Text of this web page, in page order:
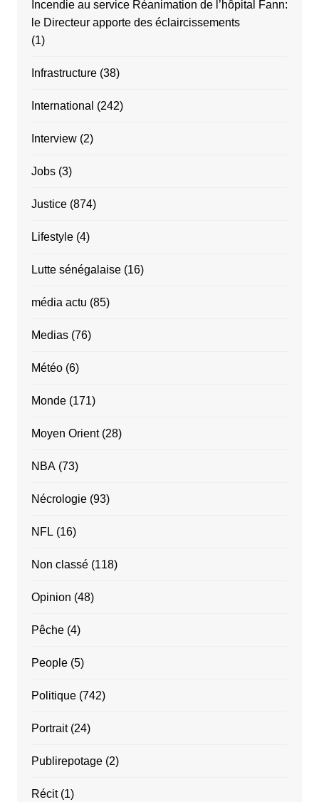
Incendie au service Réanimation de l’hôpital Fann:
le Directeur apporte des éclaircissements
(1)
Infrastructure(38)
International (242)
Interview(2)
Jobs(3)
Justice(874)
Lifestyle(4)
Lutte sénégalaise(16)
média actu (85)
Medias(76)
Météo(6)
Monde(171)
Moyen Orient(28)
NBA(73)
Nécrologie(93)
NFL (16)
Non classé(118)
Opinion (48)
Pêche(4)
People(5)
Politique(742)
Portrait(24)
Publirepotage(2)
Récit(1)